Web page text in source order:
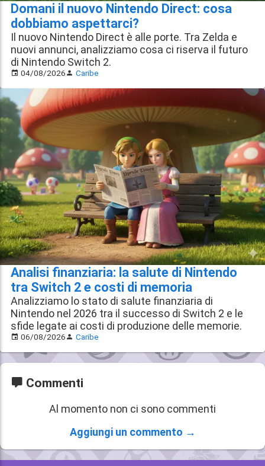
Domani il nuovo Nintendo Direct: cosa
dobbiamo aspettarci?
Il nuovo Nintendo Direct è alle porte. Tra Zelda e
nuovi annunci, analizziamo cosa ci riserva il futuro
di Nintendo Switch 2.
04/08/2026 Caribe
Analisi finanziaria: la salute di Nintendo
tra Switch 2 e costi di memoria
Analizziamo lo stato di salute finanziaria di
Nintendo nel 2026 tra il successo di Switch 2 e le
sfide legate ai costi di produzione delle memorie.
06/08/2026 Caribe
Commenti
Al momento non ci sono commenti
Aggiungi un commento →